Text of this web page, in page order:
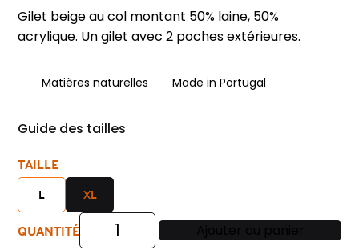
Gilet beige au col montant 50% laine, 50%
acrylique. Un gilet avec 2 poches extérieures.
Matières naturelles Made in Portugal
Guide des tailles
TAILLE
L XL
quantité
QUANTITÉ